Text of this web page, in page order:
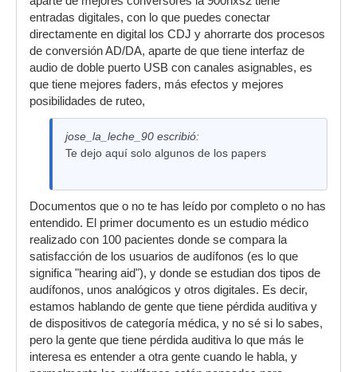
entradas digitales, con lo que puedes conectar
directamente en digital los CDJ y ahorrarte dos procesos
de conversión AD/DA, aparte de que tiene interfaz de
audio de doble puerto USB con canales asignables, es
que tiene mejores faders, más efectos y mejores
posibilidades de ruteo,
jose_la_leche_90 escribió:
Te dejo aquí solo algunos de los papers
Documentos que o no te has leído por completo o no has
entendido. El primer documento es un estudio médico
realizado con 100 pacientes donde se compara la
satisfacción de los usuarios de audífonos (es lo que
significa "hearing aid"), y donde se estudian dos tipos de
audífonos, unos analógicos y otros digitales. Es decir,
estamos hablando de gente que tiene pérdida auditiva y
de dispositivos de categoría médica, y no sé si lo sabes,
pero la gente que tiene pérdida auditiva lo que más le
interesa es entender a otra gente cuando le habla, y